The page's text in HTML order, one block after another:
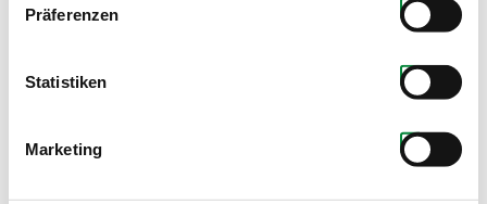
zeigen. Dazu teilen wir Informationen zu Ihrer
soziale Medien, Werbung und Analysen. Ihre Einwilligung
zu technisch nicht notwendigen Cookies können Sie
Weiterführende Details zu den auf unserer Website
Präferenzen
Statistiken
Marketing